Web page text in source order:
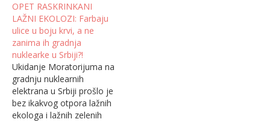
jednom su porazili sami
sebe jer se na planiranom
skupu pojavila tek
nekolicina zavedenih ljudi!
U pitanju je nedozvoljeni
protest protiv rudarenja
litijuma i bora, predvođen
udruženim organizacijama
tzv. SEOS i tzv.…
OPET RASKRINKANI
LAŽNI EKOLOZI: Farbaju
ulice u boju krvi, a ne
zanima ih gradnja
nuklearke u Srbiji?!
Ukidanje Moratorijuma na
gradnju nuklearnih
elektrana u Srbiji prošlo je
bez ikakvog otpora lažnih
ekologa i lažnih zelenih